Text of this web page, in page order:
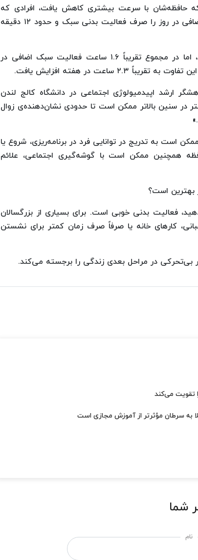
حافظه‌شان با سرعت بیشتری کاهش یافت، افرادی که
مسیر حافظه‌ی مطلوب‌تری داشتند، تقریباً ۱۴ دقیقه‌ اضافی در روز را صرف فعالیت بدنی سبک و حدود ۱۲ دقیقه‌
اگرچه این تفاوت‌ها ممکن است ناچیز به نظر برسند، اما در مجموع تقریباً ۱.۶ ساعت فعالیت سبک اضافی در
ارشد اپیدمیولوژی اجتماعی در دانشگاه کالج لندن
سنین بالاتر ممکن است تا حدودی نشان‌دهنده‌ی زوال
است به تدریج در توانایی فرد در برنامه‌ریزی، شروع یا
همچنین ممکن است با گوشه‌گیری اجتماعی، علائم
بهترین است؟
فعالیت بدنی خوبی است. برای بسیاری از بزرگسالان
کارهای خانه یا صرفاً صرف زمان کمتر برای نشستن
بی‌تحرکی در مراحل بعدی زندگی را برجسته می‌کند.
به سرطان مؤثرتر از آموزش مجازی است
شما
نام